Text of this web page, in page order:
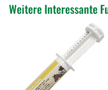
Weitere Interessante